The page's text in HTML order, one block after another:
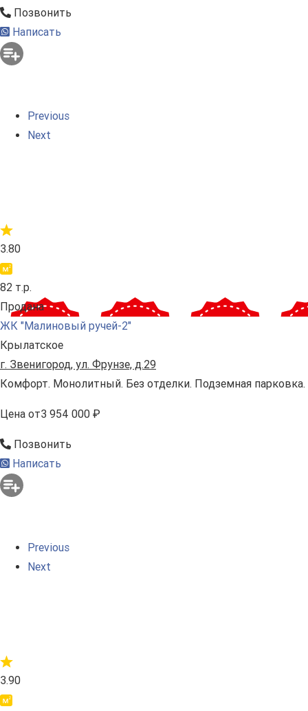
Позвонить
Написать
Previous
Next
3.80
82 т.р.
Продана
ЖК "Малиновый ручей-2"
Крылатское
г. Звенигород, ул. Фрунзе, д.29
Комфорт. Монолитный. Без отделки. Подземная парковка.
Цена от3 954 000 ₽
Позвонить
Написать
Previous
Next
3.90